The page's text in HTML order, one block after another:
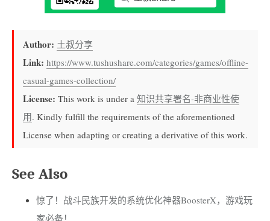
Author: 土叔分享
Link: https://www.tushushare.com/categories/games/offline-
casual-games-collection/
License: This work is under a 知识共享署名-非商业性使
用. Kindly fulfill the requirements of the aforementioned
License when adapting or creating a derivative of this work.
See Also
惊了！战斗民族开发的系统优化神器BoosterX，游戏玩
家必备！